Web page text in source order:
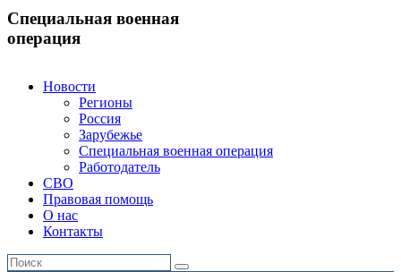
Специальная военная
операция
Новости
Регионы
Россия
Зарубежье
Специальная военная операция
Работодатель
СВО
Правовая помощь
О нас
Контакты